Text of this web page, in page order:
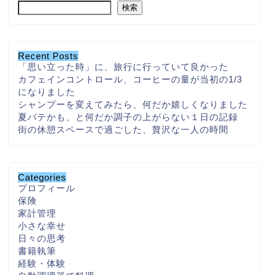
検索
Recent Posts
「思い立った時」に、旅行に行っていて良かった
カフェインコントロール、コーヒーの量が当初の1/3
になりました
シャンプーを変えてみたら、何だか嬉しくなりました
夏バテかも、と何だか調子の上がらない１日の記録
街の休憩スペースで過ごした、贅沢な一人の時間
Categories
プロフィール
保険
家計管理
小さな幸せ
日々の思考
書籍執筆
経験・体験